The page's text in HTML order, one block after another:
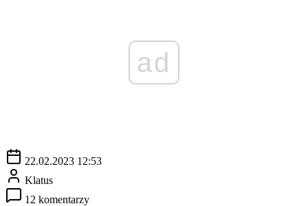
ad
22.02.2023 12:53
Klatus
12 komentarzy